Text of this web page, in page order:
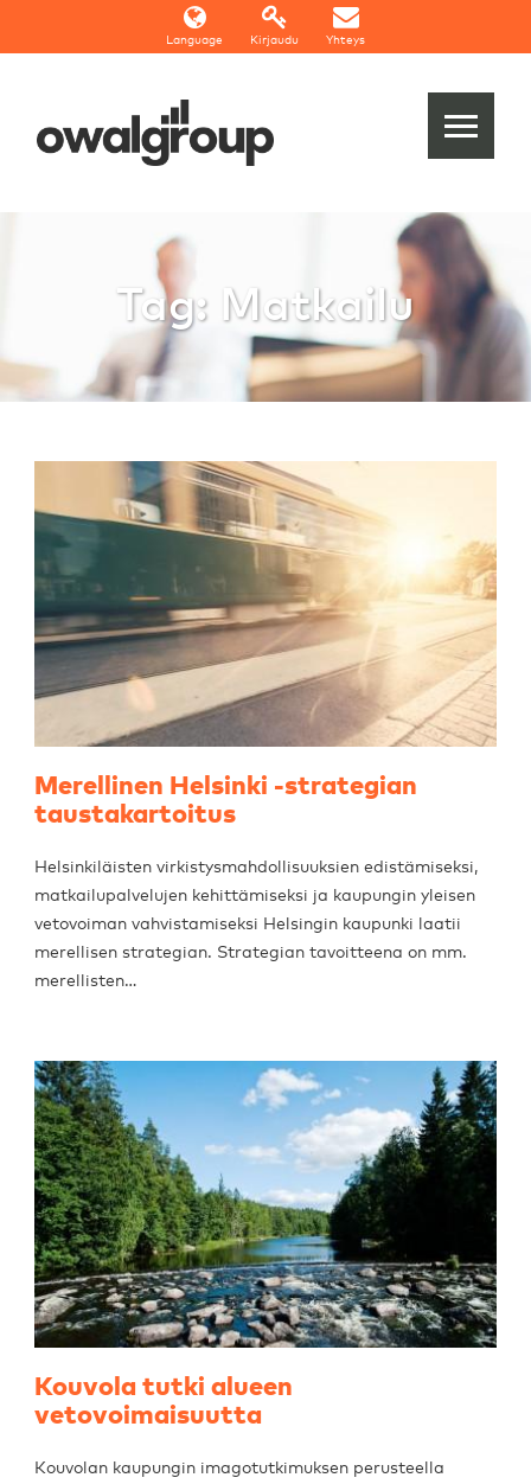
Language Kirjaudu Yhteys
Tag: Matkailu
Merellinen Helsinki -strategian
taustakartoitus
Helsinkiläisten virkistysmahdollisuuksien edistämiseksi,
matkailupalvelujen kehittämiseksi ja kaupungin yleisen
vetovoiman vahvistamiseksi Helsingin kaupunki laatii
merellisen strategian. Strategian tavoitteena on mm.
merellisten…
Kouvola tutki alueen
vetovoimaisuutta
Kouvolan kaupungin imagotutkimuksen perusteella